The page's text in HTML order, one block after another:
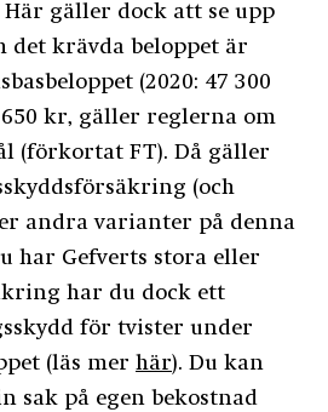
gäller dock att se upp
det krävda beloppet är
(2020: 47 300
kr, gäller reglerna om
(förkortat FT). Då gäller
(och
andra varianter på denna
har Gefverts stora eller
har du dock ett
för tvister under
(läs mer här). Du kan
sak på egen bekostnad